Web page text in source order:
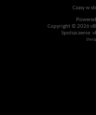
Czasy w
Copyright © 2026
Spolszczenie: